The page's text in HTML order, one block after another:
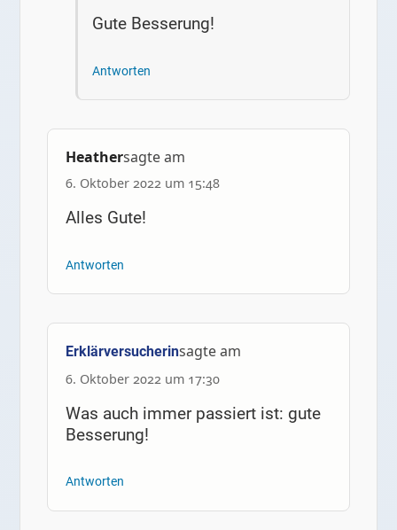
Gute Besserung!
Antworten
Heathersagte am
6. Oktober 2022 um 15:48
Alles Gute!
Antworten
Erklärversucherinsagte am
6. Oktober 2022 um 17:30
Was auch immer passiert ist: gute
Besserung!
Antworten